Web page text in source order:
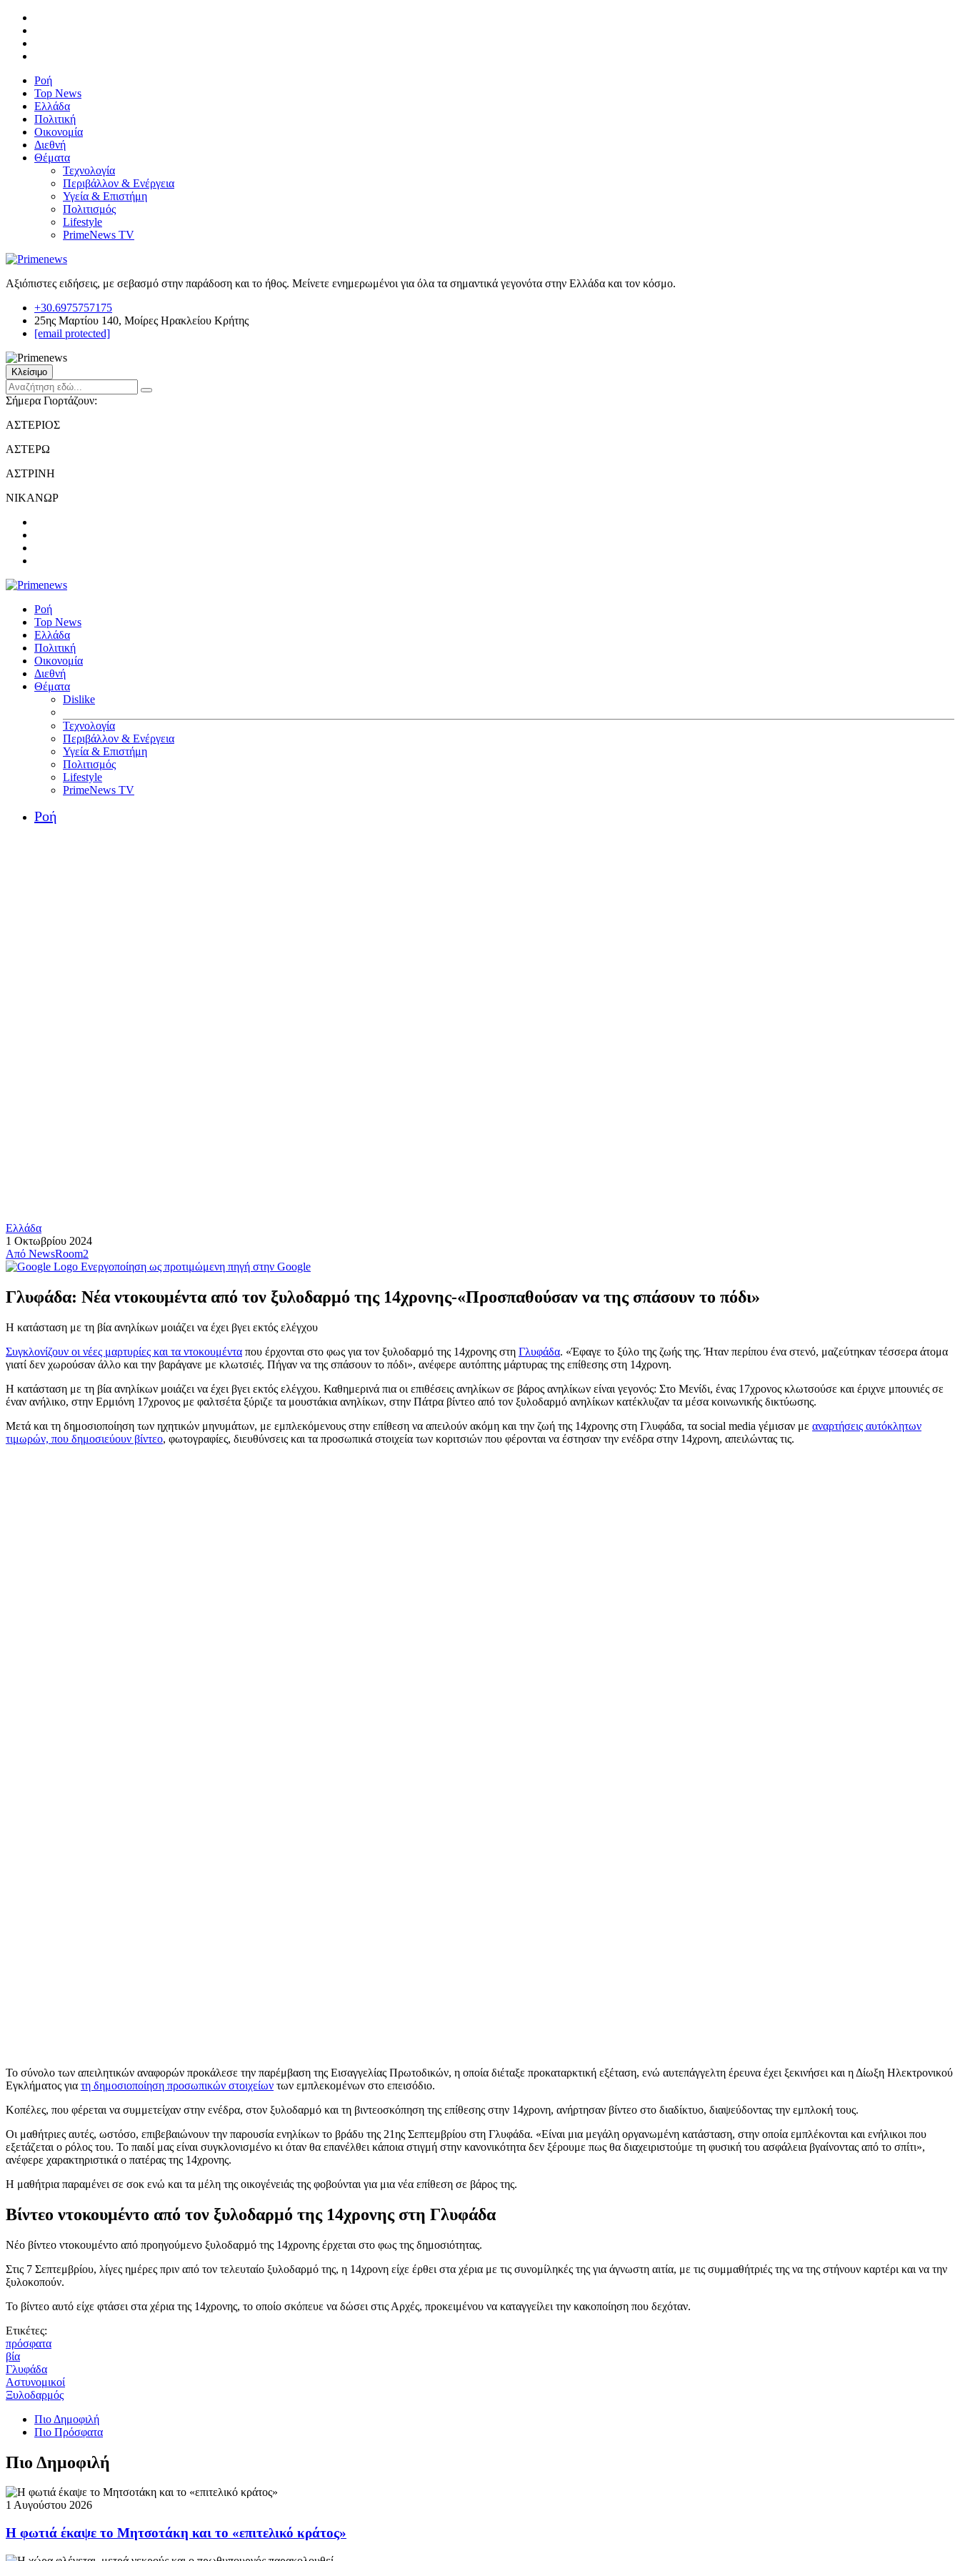
Ροή
Top News
Ελλάδα
Πολιτική
Οικονομία
Διεθνή
Θέματα
Τεχνολογία
Περιβάλλον & Ενέργεια
Υγεία & Επιστήμη
Πολιτισμός
Lifestyle
PrimeNews TV
Αξιόπιστες ειδήσεις, με σεβασμό στην παράδοση και το ήθος. Μείνετε ενημερωμένοι για όλα τα σημαντικά γεγονότα στην Ελλάδα και τον κόσμο.
+30.6975757175
25ης Μαρτίου 140, Μοίρες Ηρακλείου Κρήτης
[email protected]
Κλείσιμο
Σήμερα Γιορτάζουν:
ΑΣΤΕΡΙΟΣ
ΑΣΤΕΡΩ
ΑΣΤΡΙΝΗ
ΝΙΚΑΝΩΡ
Ροή
Top News
Ελλάδα
Πολιτική
Οικονομία
Διεθνή
Θέματα
Dislike
Τεχνολογία
Περιβάλλον & Ενέργεια
Υγεία & Επιστήμη
Πολιτισμός
Lifestyle
PrimeNews TV
Ροή
Ελλάδα
1 Οκτωβρίου 2024
Από NewsRoom2
Ενεργοποίηση ως προτιμώμενη πηγή στην Google
Γλυφάδα: Νέα ντοκουμέντα από τον ξυλοδαρμό της 14χρονης-«Προσπαθούσαν να της σπάσουν το πόδι»
Η κατάσταση με τη βία ανηλίκων μοιάζει να έχει βγει εκτός ελέγχου
Συγκλονίζουν οι νέες μαρτυρίες και τα ντοκουμέντα που έρχονται στο φως για τον ξυλοδαρμό της 14χρονης στη Γλυφάδα. «Έφαγε το ξύλο της ζωής της. Ήταν περίπου ένα στενό, μαζεύτηκαν τέσσερα άτομα
γιατί δεν χωρούσαν άλλο και την βαράγανε με κλωτσιές. Πήγαν να της σπάσουν το πόδι», ανέφερε αυτόπτης μάρτυρας της επίθεσης στη 14χρονη.
Η κατάσταση με τη βία ανηλίκων μοιάζει να έχει βγει εκτός ελέγχου. Καθημερινά πια οι επιθέσεις ανηλίκων σε βάρος ανηλίκων είναι γεγονός: Στο Μενίδι, ένας 17χρονος κλωτσούσε και έριχνε μπουνιές σε
έναν ανήλικο, στην Ερμιόνη 17χρονος με φαλτσέτα ξύριζε τα μουστάκια ανηλίκων, στην Πάτρα βίντεο από τον ξυλοδαρμό ανηλίκων κατέκλυζαν τα μέσα κοινωνικής δικτύωσης.
Μετά και τη δημοσιοποίηση των ηχητικών μηνυμάτων, με εμπλεκόμενους στην επίθεση να απειλούν ακόμη και την ζωή της 14χρονης στη Γλυφάδα, τα social media γέμισαν με αναρτήσεις αυτόκλητων
τιμωρών, που δημοσιεύουν βίντεο, φωτογραφίες, διευθύνσεις και τα προσωπικά στοιχεία των κοριτσιών που φέρονται να έστησαν την ενέδρα στην 14χρονη, απειλώντας τις.
Το σύνολο των απειλητικών αναφορών προκάλεσε την παρέμβαση της Εισαγγελίας Πρωτοδικών, η οποία διέταξε προκαταρκτική εξέταση, ενώ αυτεπάγγελτη έρευνα έχει ξεκινήσει και η Δίωξη Ηλεκτρονικού
Εγκλήματος για τη δημοσιοποίηση προσωπικών στοιχείων των εμπλεκομένων στο επεισόδιο.
Κοπέλες, που φέρεται να συμμετείχαν στην ενέδρα, στον ξυλοδαρμό και τη βιντεοσκόπηση της επίθεσης στην 14χρονη, ανήρτησαν βίντεο στο διαδίκτυο, διαψεύδοντας την εμπλοκή τους.
Οι μαθήτριες αυτές, ωστόσο, επιβεβαιώνουν την παρουσία ενηλίκων το βράδυ της 21ης Σεπτεμβρίου στη Γλυφάδα. «Είναι μια μεγάλη οργανωμένη κατάσταση, στην οποία εμπλέκονται και ενήλικοι που
εξετάζεται ο ρόλος του. Το παιδί μας είναι συγκλονισμένο κι όταν θα επανέλθει κάποια στιγμή στην κανονικότητα δεν ξέρουμε πως θα διαχειριστούμε τη φυσική του ασφάλεια βγαίνοντας από το σπίτι»,
ανέφερε χαρακτηριστικά ο πατέρας της 14χρονης.
Η μαθήτρια παραμένει σε σοκ ενώ και τα μέλη της οικογένειάς της φοβούνται για μια νέα επίθεση σε βάρος της.
Βίντεο ντοκουμέντο από τον ξυλοδαρμό της 14χρονης στη Γλυφάδα
Νέο βίντεο ντοκουμέντο από προηγούμενο ξυλοδαρμό της 14χρονης έρχεται στο φως της δημοσιότητας.
Στις 7 Σεπτεμβρίου, λίγες ημέρες πριν από τον τελευταίο ξυλοδαρμό της, η 14χρονη είχε έρθει στα χέρια με τις συνομίληκές της για άγνωστη αιτία, με τις συμμαθήτριές της να της στήνουν καρτέρι και να την
ξυλοκοπούν.
Το βίντεο αυτό είχε φτάσει στα χέρια της 14χρονης, το οποίο σκόπευε να δώσει στις Αρχές, προκειμένου να καταγγείλει την κακοποίηση που δεχόταν.
Ετικέτες:
πρόσφατα
βία
Γλυφάδα
Αστυνομικοί
Ξυλοδαρμός
Πιο Δημοφιλή
Πιο Πρόσφατα
Πιο Δημοφιλή
1 Αυγούστου 2026
Η φωτιά έκαψε το Μητσοτάκη και το «επιτελικό κράτος»